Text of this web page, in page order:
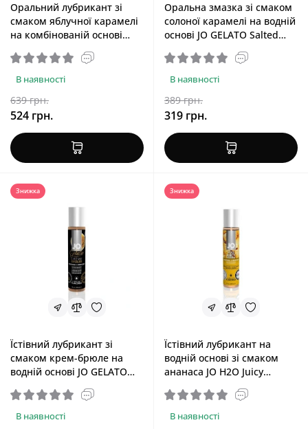
Оральний лубрикант зі
смаком яблучної карамелі
на комбінованій основі
Sensuva Hybrid Caramel
Apple, 57 ml
В наявності
639 грн.
524 грн.
Оральна змазка зі смаком
солоної карамелі на водній
основі JO GELATO Salted
В наявності
389 грн.
319 грн.
Знижка
Їстівний лубрикант зі
смаком крем-брюле на
водній основі JO GELATO
CremeBrulee, 30 ml
В наявності
Знижка
Їстівний лубрикант на
водній основі зі смаком
ананаса JO H2O Juicy
Pineapple, 30 ml
В наявності